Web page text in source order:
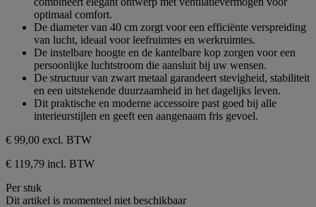
sterren.
optimaal comfort.
De diameter van 40 cm zorgt voor een efficiënte verspreiding
van lucht, ideaal voor leefruimtes en werkruimtes.
De instelbare hoogte en de kantelbare kop zorgen voor een
persoonlijke luchtstroom die aansluit bij uw wensen.
De structuur van zwart metaal garandeert stevigheid, stabiliteit
en een uitstekende duurzaamheid in het dagelijks leven.
Dit praktische en moderne accessoire past goed bij alle
interieurstijlen en geeft een aangenaam fris gevoel.
€ 99,00 excl. BTW
€ 119,79 incl. BTW
Per stuk
Dit artikel is momenteel niet beschikbaar